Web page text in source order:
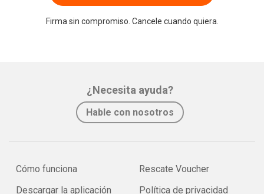
Firma sin compromiso. Cancele cuando quiera.
¿Necesita ayuda?
Hable con nosotros
Cómo funciona
Descargar la aplicación
Rescate Voucher
Política de privacidad